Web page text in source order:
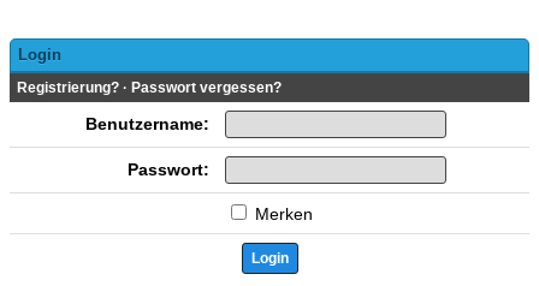
Login
Registrierung? · Passwort vergessen?
Benutzername:
Passwort:
Merken